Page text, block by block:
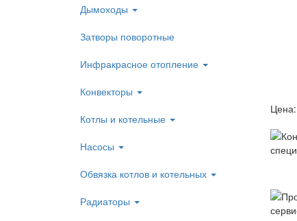
Дымоходы
Затворы поворотные
Инфракрасное отопление
Конвекторы
Котлы и котельные
Насосы
Обвязка котлов и котельных
Радиаторы
Цена: